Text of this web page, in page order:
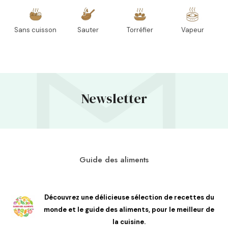
Sans cuisson Sauter Torréfier Vapeur
Newsletter
Guide des aliments
Découvrez une délicieuse sélection de recettes du
monde et le guide des aliments, pour le meilleur de
la cuisine.